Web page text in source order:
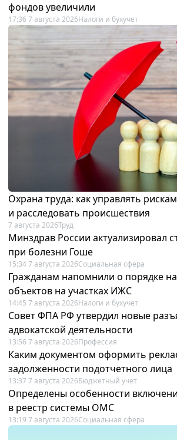
фондов увеличили
17:36 7 августа 2026Налоги и бухучет
Охрана труда: как управлять
и расследовать происшествия
7 августа 2026Труд
Минздрав России актуализировал
при болезни Гоше
15:34 7 августа 2026Социальная сфера
Гражданам напомнили о порядке
объектов на участках ИЖС
14:45 7 августа 2026Налоги и бухучет
Совет ФПА РФ утвердил новые
адвокатской деятельности
13:56 7 августа 2026Профессия
Каким документом оформить
задолженности подотчетного лица
13:37 7 августа 2026Бюджетный учет
Определены особенности
в реестр системы ОМС
13:19 7 августа 2026Социальная сфера